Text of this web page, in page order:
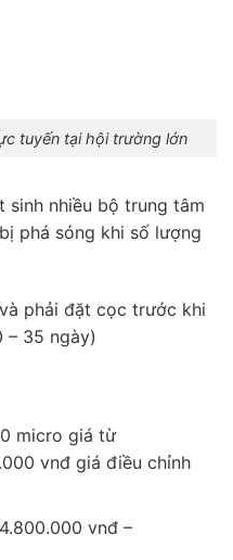
tuyến tại hội trường lớn
sinh nhiều bộ trung tâm
phá sóng khi số lượng
phải đặt cọc trước khi
– 35 ngày)
micro giá từ
vnđ giá điều chỉnh
vnđ –